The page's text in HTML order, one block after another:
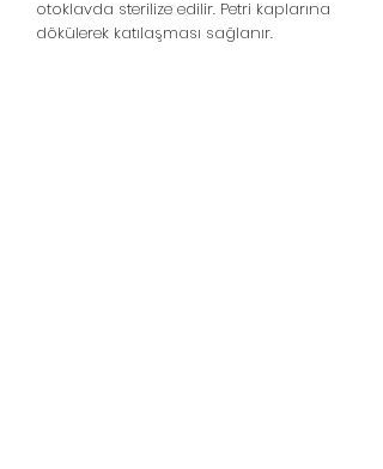
otoklavda sterilize edilir. Petri kaplarına
dökülerek katılaşması sağlanır.